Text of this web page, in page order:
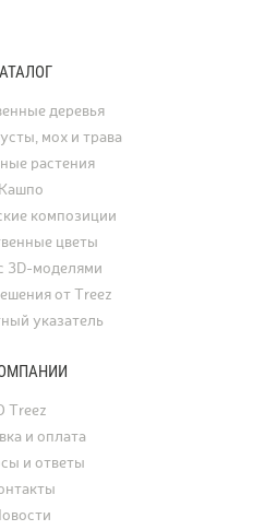
деревья
мох и трава
растения
Кашпо
композиции
цветы
3D-моделями
от Treez
указатель
Treez
и оплата
и ответы